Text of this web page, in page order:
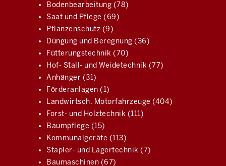
Bodenbearbeitung (78)
Saat und Pflege (69)
Pflanzenschutz (9)
Düngung und Beregnung (36)
Fütterungstechnik (70)
Hof- Stall- und Weidetechnik (77)
Anhänger (31)
Förderanlagen (1)
Landwirtsch. Motorfahrzeuge (404)
Forst- und Holztechnik (111)
Baumpflege (15)
Kommunalgeräte (113)
Stapler- und Lagertechnik (7)
Baumaschinen (67)